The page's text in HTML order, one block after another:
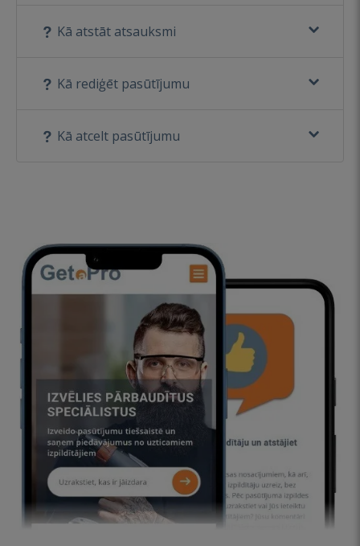
Kā atstāt atsauksmi
Kā rediģēt pasūtījumu
Kā atcelt pasūtījumu